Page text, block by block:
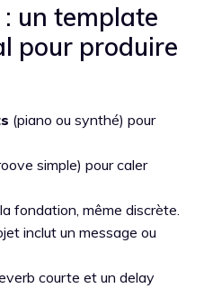
un template
pour produire
(piano ou synthé) pour
simple) pour caler
fondation, même discrète.
inclut un message ou
courte et un delay